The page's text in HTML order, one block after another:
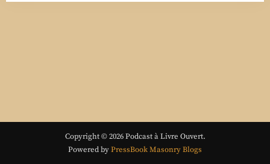
Copyright © 2026 Podcast à Livre Ouvert.
Powered byPressBook Masonry Blogs